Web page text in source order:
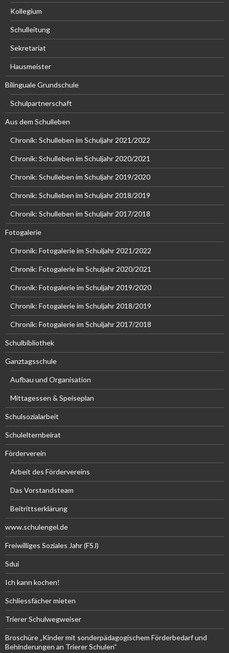
Kollegium
Schulleitung
Sekretariat
Hausmeister
Bilinguale Grundschule
Schulpartnerschaft
Aus dem Schulleben
Chronik: Schulleben im Schuljahr 2021/2022
Chronik: Schulleben im Schuljahr 2020/2021
Chronik: Schulleben im Schuljahr 2019/2020
Chronik: Schulleben im Schuljahr 2018/2019
Chronik: Schulleben im Schuljahr 2017/2018
Fotogalerie
Chronik: Fotogalerie im Schuljahr 2021/2022
Chronik: Fotogalerie im Schuljahr 2020/2021
Chronik: Fotogalerie im Schuljahr 2019/2020
Chronik: Fotogalerie im Schuljahr 2018/2019
Chronik: Fotogalerie im Schuljahr 2017/2018
Schulbibliothek
Ganztagsschule
Aufbau und Organisation
Mittagessen & Speiseplan
Schulsozialarbeit
Schulelternbeirat
Förderverein
Arbeit des Fördervereins
Das Vorstandsteam
Beitrittserklärung
www.schulengel.de
Freiwilliges Soziales Jahr (FSJ)
Sdui
Ich kann kochen!
Schliessfächer mieten
Trierer Schulwegweiser
Broschüre „Kinder mit sonderpädagogischem Förderbedarf und
Behinderungen an Trierer Schulen“